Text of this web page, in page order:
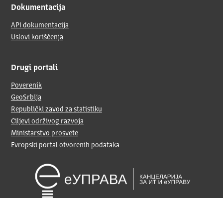
Dokumentacija
API dokumentacija
Uslovi korišćenja
Drugi portali
Poverenik
GeoSrbija
Republički zavod za statistiku
Ciljevi održivog razvoja
Ministarstvo prosvete
Evropski portal otvorenih podataka